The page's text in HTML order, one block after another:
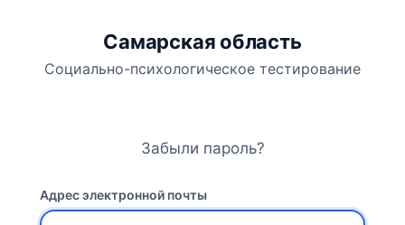
Самарская область
Социально-психологическое тестирование
Забыли пароль?
Адрес электронной почты